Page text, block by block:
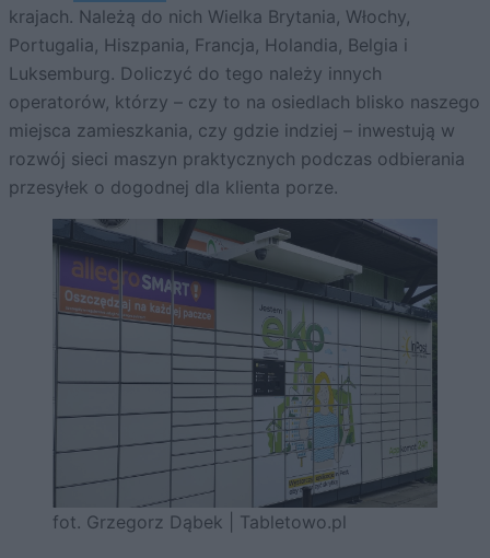
krajach. Należą do nich Wielka Brytania, Włochy,
Portugalia, Hiszpania, Francja, Holandia, Belgia i
Luksemburg. Doliczyć do tego należy innych
operatorów, którzy – czy to na osiedlach blisko naszego
miejsca zamieszkania, czy gdzie indziej – inwestują w
rozwój sieci maszyn praktycznych podczas odbierania
przesyłek o dogodnej dla klienta porze.
fot. Grzegorz Dąbek | Tabletowo.pl